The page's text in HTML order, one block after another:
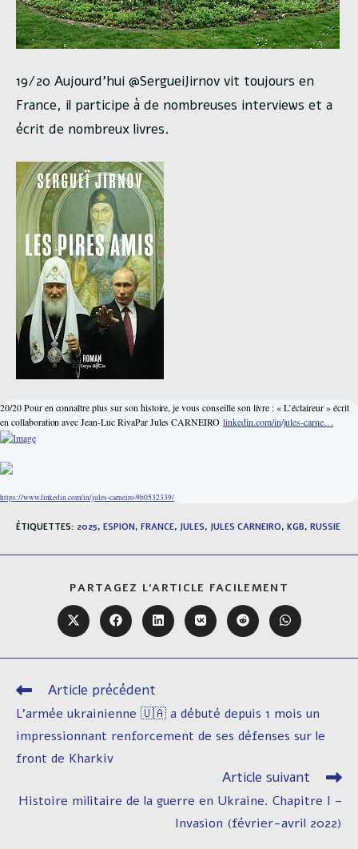
19/20 Aujourd’hui @SergueiJirnov vit toujours en
France, il participe à de nombreuses interviews et a
écrit de nombreux livres.
20/20 Pour en connaître plus sur son histoire, je vous conseille son livre : « L’éclaireur » écrit
en collaboration avec Jean-Luc RivaPar Jules CARNEIROlinkedin.com/in/jules-carne…
https://www.linkedin.com/in/jules-carneiro-9b0532339/
ÉTIQUETTES: 2025, ESPION, FRANCE, JULES, JULES CARNEIRO, KGB, RUSSIE
PARTAGEZ L'ARTICLE FACILEMENT
CE
CONTENU
Ouvrir
dans
autre
Ouvrir
dans
autre
Ouvrir
dans
autre
Ouvrir
dans
autre
Ouvrir
dans
autre
Ouvrir
dans
autre
Read
articles
Article précédent
L’armée ukrainienne 🇺🇦 a débuté depuis 1 mois un
impressionnant renforcement de ses défenses sur le
front de Kharkiv
Article suivant
Histoire militaire de la guerre en Ukraine. Chapitre I –
Invasion (février-avril 2022)